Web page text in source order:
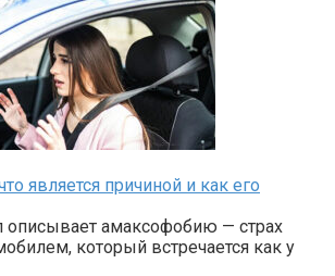
является причиной и как его
описывает амаксофобию — страх
который встречается как у